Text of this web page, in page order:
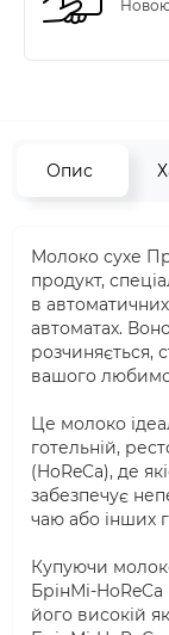
Опис
Молоко сухе
продукт,
в
автоматах.
розчиняється,
вашого
Це молоко
готельній,
(HoReCa), де
забезпечує
чаю або інших
Купуючи
БрінМі-
його високій